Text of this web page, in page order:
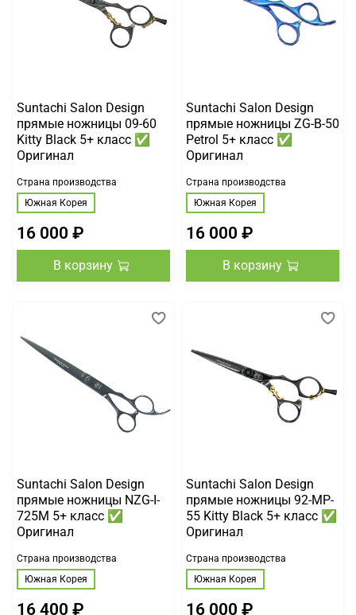
Suntachi Salon Design
прямые ножницы 09-60
Kitty Black 5+ класс ✅
Оригинал
Страна производства
Южная Корея
16 000 ₽
В корзину
Suntachi Salon Design
прямые ножницы ZG-B-50
Petrol 5+ класс ✅
Оригинал
Страна производства
Южная Корея
16 000 ₽
В корзину
Suntachi Salon Design
прямые ножницы NZG-I-
725M 5+ класс ✅
Оригинал
Страна производства
Южная Корея
16 400 ₽
Suntachi Salon Design
прямые ножницы 92-MP-
55 Kitty Black 5+ класс ✅
Оригинал
Страна производства
Южная Корея
16 000 ₽